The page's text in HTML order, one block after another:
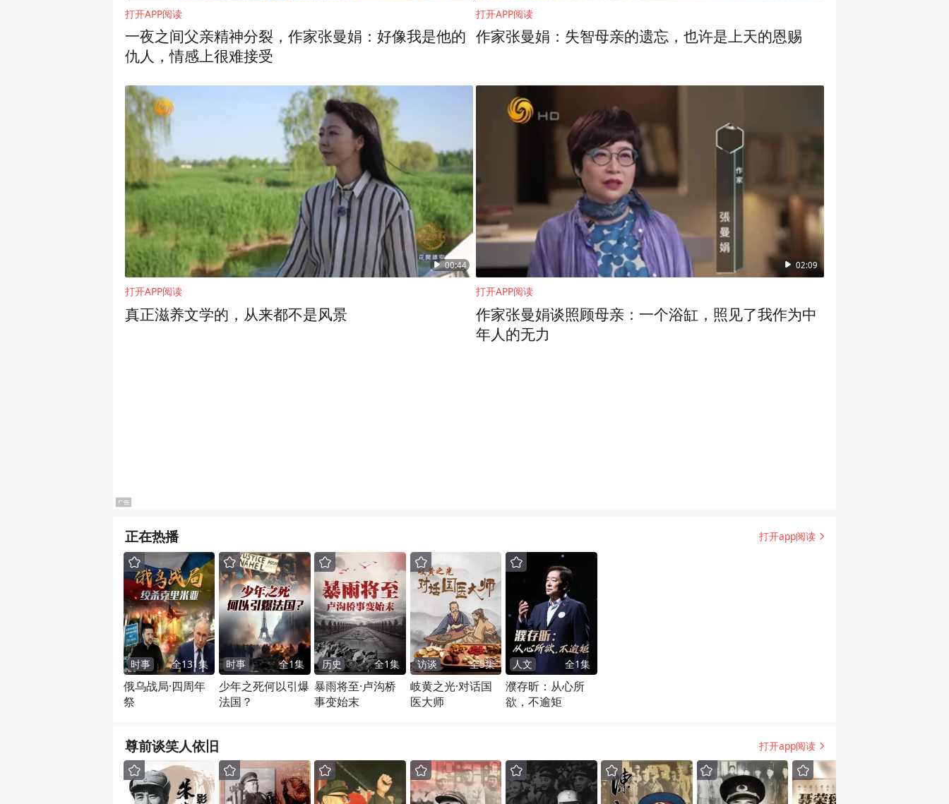
打开APP阅读
一夜之间父亲精神分裂，作家张曼娟：好像我是他的
仇人，情感上很难接受
打开APP阅读
作家张曼娟：失智母亲的遗忘，也许是上天的恩赐
00:44
打开APP阅读
真正滋养文学的，从来都不是风景
02:09
打开APP阅读
作家张曼娟谈照顾母亲：一个浴缸，照见了我作为中
年人的无力
正在热播 打开app阅读
时事 全131集
俄乌战局·四周年
祭
时事 全1集
少年之死何以引爆
法国？
历史 全1集
暴雨将至·卢沟桥
事变始末
访谈 全5集
岐黄之光·对话国
医大师
人文 全1集
濮存昕：从心所
欲，不逾矩
尊前谈笑人依旧 打开app阅读